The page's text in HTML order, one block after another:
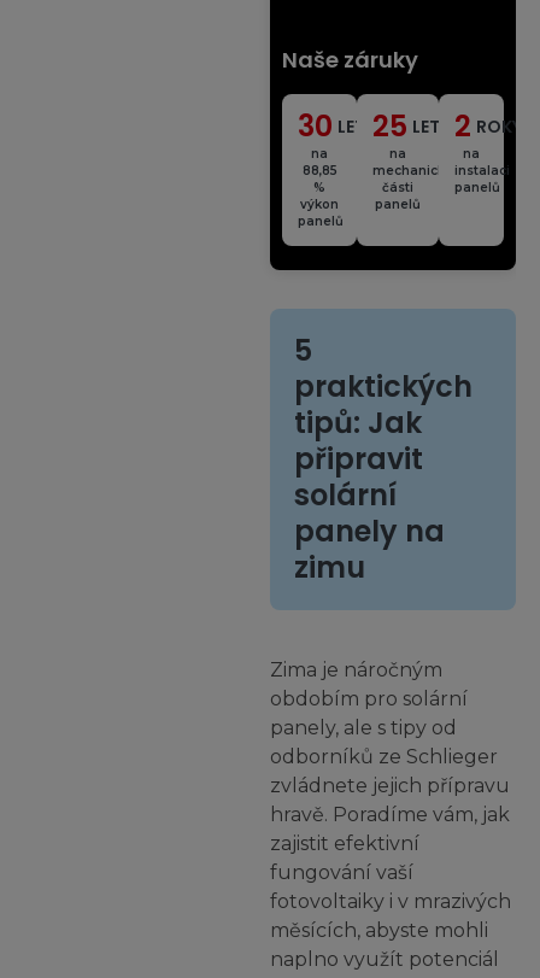
Naše záruky
30 LET
na
88,85
%
výkon
panelů
25 LET
na
mechanické
části
panelů
2 ROKY
na
instalaci
panelů
5
praktických
tipů: Jak
připravit
solární
panely na
zimu
Zima je náročným
obdobím pro solární
panely, ale s tipy od
odborníků ze Schlieger
zvládnete jejich přípravu
hravě. Poradíme vám, jak
zajistit efektivní
fungování vaší
fotovoltaiky i v mrazivých
měsících, abyste mohli
naplno využít potenciál